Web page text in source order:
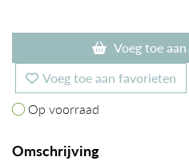
Voeg toe
Voeg toe aan favorieten
Op voorraad
Op voorraad
Omschrijving